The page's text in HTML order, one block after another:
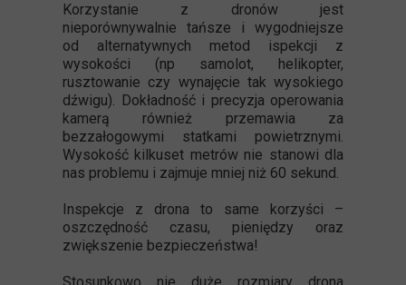
Korzystanie z dronów jest
nieporównywalnie tańsze i wygodniejsze
od alternatywnych metod ispekcji z
wysokości (np samolot, helikopter,
rusztowanie czy wynajęcie tak wysokiego
dźwigu). Dokładność i precyzja operowania
kamerą również przemawia za
bezzałogowymi statkami powietrznymi.
Wysokość kilkuset metrów nie stanowi dla
nas problemu i zajmuje mniej niż 60 sekund.
Inspekcje z drona to same korzyści –
oszczędność czasu, pieniędzy oraz
zwiększenie bezpieczeństwa!